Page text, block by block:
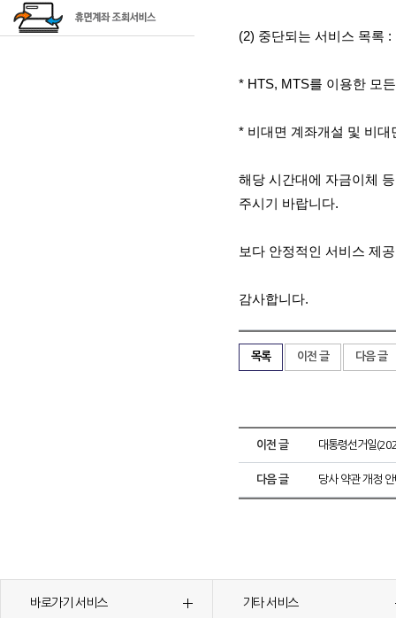
(2) 중단되는 서비스 목록 :
* HTS, MTS를 이용한 모
* 비대면 계좌개설 및 비대
해당 시간대에 자금이체
주시기 바랍니다.
보다 안정적인 서비스 제
감사합니다.
목록 이전 글 다음 글
이전 글 대통령선거일
다음 글 당사 약관 개정
바로가기 서비스 기타 서비스